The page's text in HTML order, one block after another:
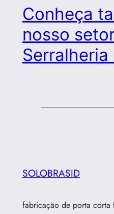
Conheça
nosso
Serralheria
SOLOBRASID
fabricação de porta corta